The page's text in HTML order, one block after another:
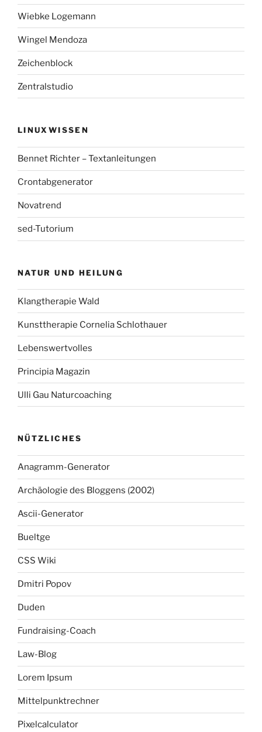
Wiebke Logemann
Wingel Mendoza
Zeichenblock
Zentralstudio
LINUXWISSEN
Bennet Richter – Textanleitungen
Crontabgenerator
Novatrend
sed-Tutorium
NATUR UND HEILUNG
Klangtherapie Wald
Kunsttherapie Cornelia Schlothauer
Lebenswertvolles
Principia Magazin
Ulli Gau Naturcoaching
NÜTZLICHES
Anagramm-Generator
Archäologie des Bloggens (2002)
Ascii-Generator
Bueltge
CSS Wiki
Dmitri Popov
Duden
Fundraising-Coach
Law-Blog
Lorem Ipsum
Mittelpunktrechner
Pixelcalculator